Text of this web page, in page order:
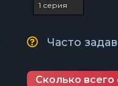
1 серия
Часто
Сколько